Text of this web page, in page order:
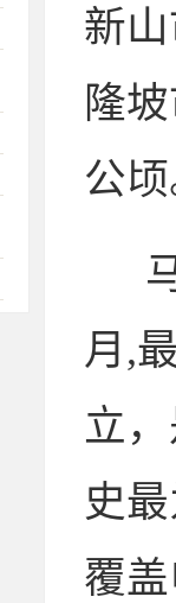
新
隆
公
月,
立
史
覆